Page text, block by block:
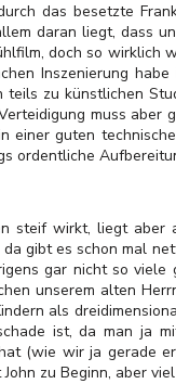
das besetzte
daran liegt, dass
doch so wirklich
Inszenierung
zu künstlichen
muss aber
einer guten
ordentliche
steif wirkt, liegt aber
gibt es schon mal
gar nicht so
unserem alten
als
ist, da man ja
(wie wir ja gerade
zu Beginn, aber